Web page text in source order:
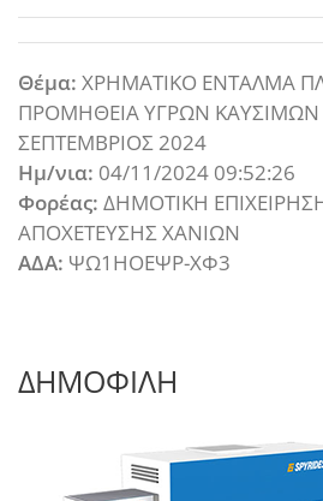
Θέμα: ΧΡΗΜΑΤΙΚΟ ΕΝΤΑΛΜΑ
ΠΡΟΜΗΘΕΙΑ ΥΓΡΩΝ ΚΑΥΣΙΜΩΝ
ΣΕΠΤΕΜΒΡΙΟΣ 2024
Ημ/νια: 04/11/2024 09:52:26
Φορέας: ΔΗΜΟΤΙΚΗ
ΑΠΟΧΕΤΕΥΣΗΣ ΧΑΝΙΩΝ
ΑΔΑ: ΨΩ1ΗΟΕΨΡ-ΧΦ3
ΔΗΜΟΦΙΛΗ